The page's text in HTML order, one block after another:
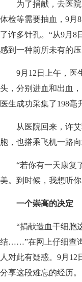
为了捐献，去医院“
体检等需要抽血，9月
了许多针孔。“从9月8
感到一种前所未有的
9月12日上午，医生
头，分别进血和出血
医生成功采集了198毫
从医院回来，许艾
胞，也搭乘飞机一路向
“若你有一天康复了
美。到时候，我想听
一个崇高的决定
“捐献造血干细胞这
结……”在网上仔细查
人对此有疑惑。9月
分享这段难忘的经历。